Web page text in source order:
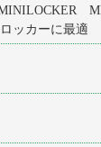
ッカーに最適